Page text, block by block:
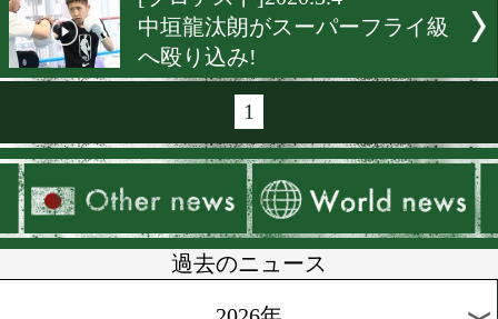
REBOOTジムがコロナ対策
たな取り組み!
[海外レポ]2020.3.17
フィリピン合宿中の勅使河
晶が帰国へ
[プロテスト]2020.3.7
スター候補木村蓮太朗がプ